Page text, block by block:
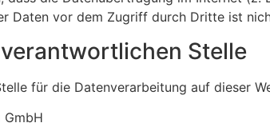
Daten vor dem Zugriff durch Dritte ist
Stelle
für die Datenverarbeitung auf dieser
GmbH